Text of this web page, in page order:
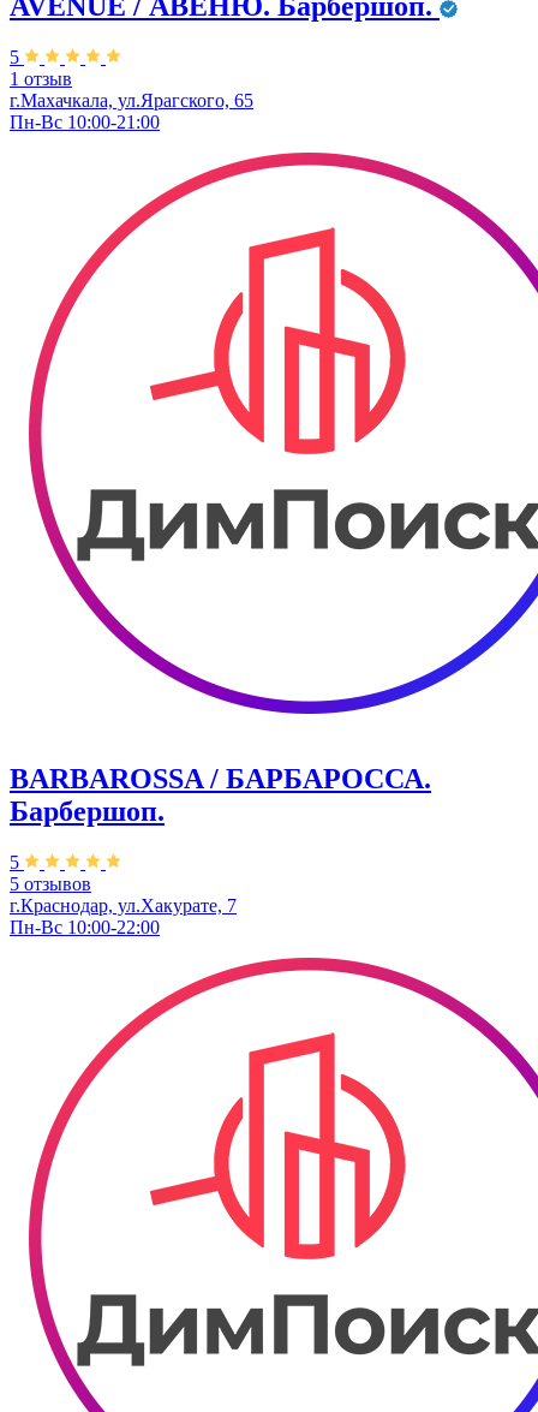
5
1 отзыв
г.Махачкала, ул.Ярагского, 65
Пн-Вс 10:00-21:00
BARBAROSSA / БАРБАРОССА.
Барбершоп.
5
5 отзывов
г.Краснодар, ул.Хакурате, 7
Пн-Вс 10:00-22:00